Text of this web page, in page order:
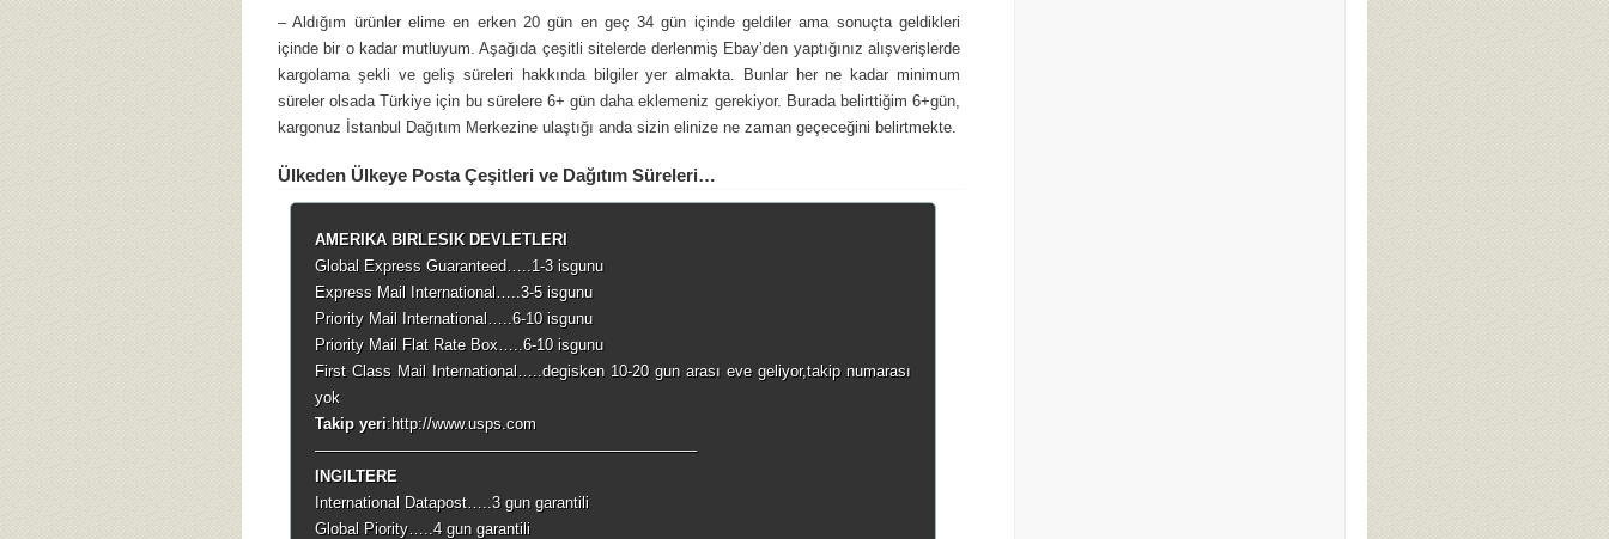
– Aldığım ürünler elime en erken 20 gün en geç 34 gün içinde geldiler ama sonuçta geldikleri
içinde bir o kadar mutluyum. Aşağıda çeşitli sitelerde derlenmiş Ebay’den yaptığınız alışverişlerde
kargolama şekli ve geliş süreleri hakkında bilgiler yer almakta. Bunlar her ne kadar minimum
süreler olsada Türkiye için bu sürelere 6+ gün daha eklemeniz gerekiyor. Burada belirttiğim 6+gün,
kargonuz İstanbul Dağıtım Merkezine ulaştığı anda sizin elinize ne zaman geçeceğini belirtmekte.
Ülkeden Ülkeye Posta Çeşitleri ve Dağıtım Süreleri…
AMERIKA BIRLESIK DEVLETLERI
Global Express Guaranteed…..1-3 isgunu
Express Mail International…..3-5 isgunu
Priority Mail International…..6-10 isgunu
Priority Mail Flat Rate Box…..6-10 isgunu
First Class Mail International…..degisken 10-20 gun arası eve geliyor,takip numarası
yok
Takip yeri:http://www.usps.com
————————————————————————–
INGILTERE
International Datapost…..3 gun garantili
Global Piority…..4 gun garantili